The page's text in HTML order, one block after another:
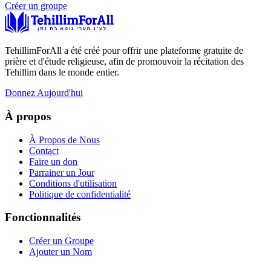
Créer un groupe
TehillimForAll a été créé pour offrir une plateforme gratuite de
prière et d'étude religieuse, afin de promouvoir la récitation des
Tehillim dans le monde entier.
Donnez Aujourd'hui
À propos
À Propos de Nous
Contact
Faire un don
Parrainer un Jour
Conditions d'utilisation
Politique de confidentialité
Fonctionnalités
Créer un Groupe
Ajouter un Nom